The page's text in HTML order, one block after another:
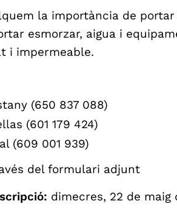
la importància de
esmorzar, aigua i
i impermeable.
(650 837 088)
(601 179 424)
(609 001 939)
del formulari adjunt
dimecres, 22 de maig